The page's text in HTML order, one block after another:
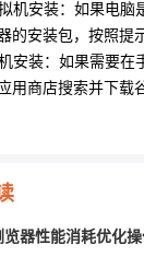
机安装：如果电脑
的安装包，按照提
安装：如果需要在
用商店搜索并下载
览器性能消耗优化